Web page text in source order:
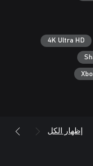
world and satire,
4K Ultra HD
إظهار الكل